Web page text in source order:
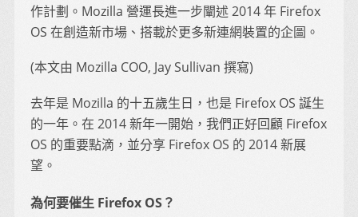
作計劃。Mozilla 營運長進一步闡述 2014 年 Firefox
OS 在創造新市場、搭載於更多新連網裝置的企圖。
(本文由 Mozilla COO, Jay Sullivan 撰寫)
去年是 Mozilla 的十五歲生日，也是 Firefox OS 誕生
的一年。在 2014 新年一開始，我們正好回顧 Firefox
OS 的重要點滴，並分享 Firefox OS 的 2014 新展
望。
為何要催生 Firefox OS？